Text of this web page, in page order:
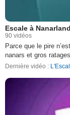
Escale à Nanarland
90 vidéos
Parce que le pire
nanars et gros
Dernière vidéo :